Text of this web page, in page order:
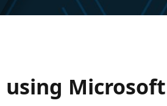
using